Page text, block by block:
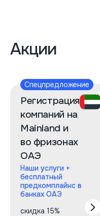
Акции
Спецпредложение
Регистрация
компаний на
Mainland и
во фризонах
ОАЭ
Наши услуги +
бесплатный
предкомплайнс в
банках ОАЭ
скидка 15%